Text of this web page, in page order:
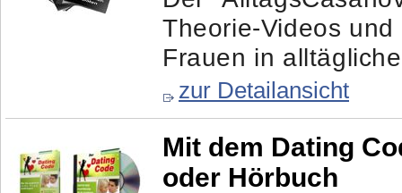
Theorie-Videos
Frauen in
zur Detailansicht
Mit dem Dating
oder Hörbuch